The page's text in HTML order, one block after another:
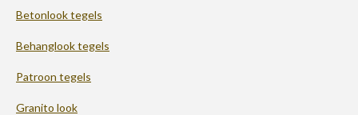
Betonlook tegels
Behanglook tegels
Patroon tegels
Granito look